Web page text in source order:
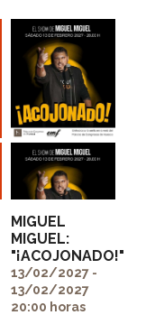
" alt=""
itemprop="image">
MIGUEL
MIGUEL:
"¡ACOJONADO!"
13/02/2027 -
13/02/2027
20:00 horas